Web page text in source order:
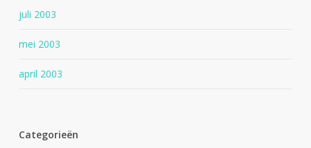
juli 2003
mei 2003
april 2003
Categorieën